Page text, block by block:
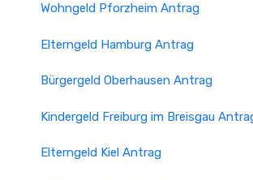
Wohngeld Pforzheim Antrag
Elterngeld Hamburg Antrag
Bürgergeld Oberhausen Antrag
Kindergeld Freiburg im Breisgau
Elterngeld Kiel Antrag